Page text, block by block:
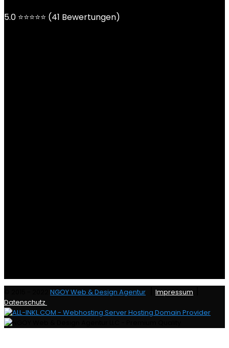
5.0 ⭐⭐⭐⭐⭐ (41 Bewertungen)
NGOY Web & Design Agentur Impressum
Datenschutz